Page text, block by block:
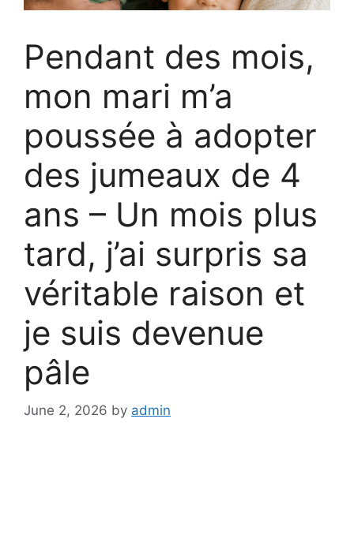
Pendant des mois,
mon mari m’a
poussée à adopter
des jumeaux de 4
ans – Un mois plus
tard, j’ai surpris sa
véritable raison et
je suis devenue
pâle
June 2, 2026 by admin